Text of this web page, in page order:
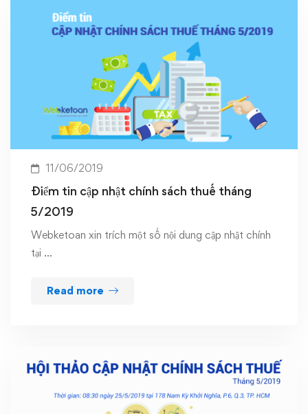
11/06/2019
Điểm tin cập nhật chính sách thuế tháng
5/2019
Webketoan xin trích một số nội dung cập nhật chính
tại …
Read more